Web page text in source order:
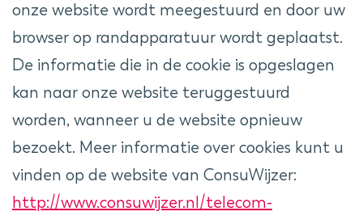
onze website wordt meegestuurd en door uw
browser op randapparatuur wordt geplaatst.
De informatie die in de cookie is opgeslagen
kan naar onze website teruggestuurd
worden, wanneer u de website opnieuw
bezoekt. Meer informatie over cookies kunt u
vinden op de website van ConsuWijzer:
http://www.consuwijzer.nl/telecom-